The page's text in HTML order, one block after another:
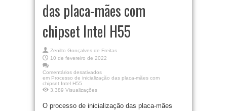
das placa-mães com
chipset Intel H55
Zenilto Gonçalves de Freitas
10 de fevereiro de 2022
Comentários desativados
em Processo de inicialização das placa-mães com
chipset Intel H55
3,389 Visualizações
O processo de inicialização das placa-mães